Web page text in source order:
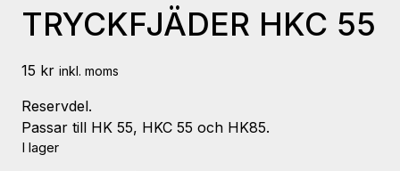
TRYCKFJÄDER HKC 55
15 kr inkl. moms
Reservdel.
Passar till HK 55, HKC 55 och HK85.
I lager